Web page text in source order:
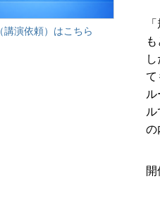
講演依頼）はこちら
て
の
開